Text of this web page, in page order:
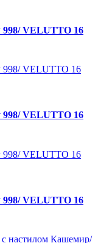
998/ VELUTTO 16
998/ VELUTTO 16
998/ VELUTTO 16